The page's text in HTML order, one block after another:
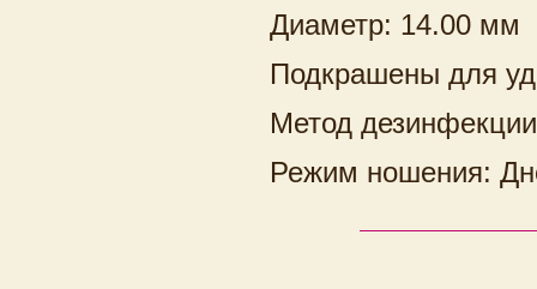
Диаметр: 14.00 мм
Подкрашены для
Метод
Режим ношения: